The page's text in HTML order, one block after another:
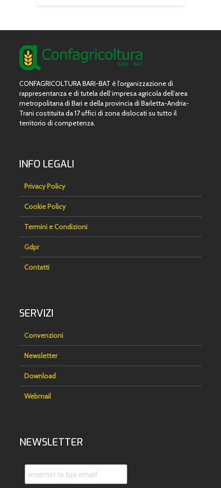
CONFAGRICOLTURA BARI-BAT è l’organizzazione di
rappresentanza e di tutela dell’impresa agricola dell’area
metropolitana di Bari e della provincia di Barletta-Andria-
Trani costituita da 17 uffici di zona dislocati su tutto il
territorio di competenza.
INFO LEGALI
Privacy Policy
Cookie Policy
Termini e Condizioni
Gdpr
Contatti
SERVIZI
Convenzioni
Newsletter
Download
Webmail
NEWSLETTER